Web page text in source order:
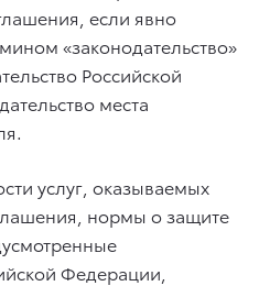
если явно
«законодательство»
Российской
места
услуг, оказываемых
нормы о защите
Федерации,